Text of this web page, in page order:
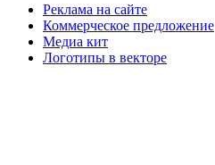
Реклама на сайте
Коммерческое предложение
Медиа кит
Логотипы в векторе